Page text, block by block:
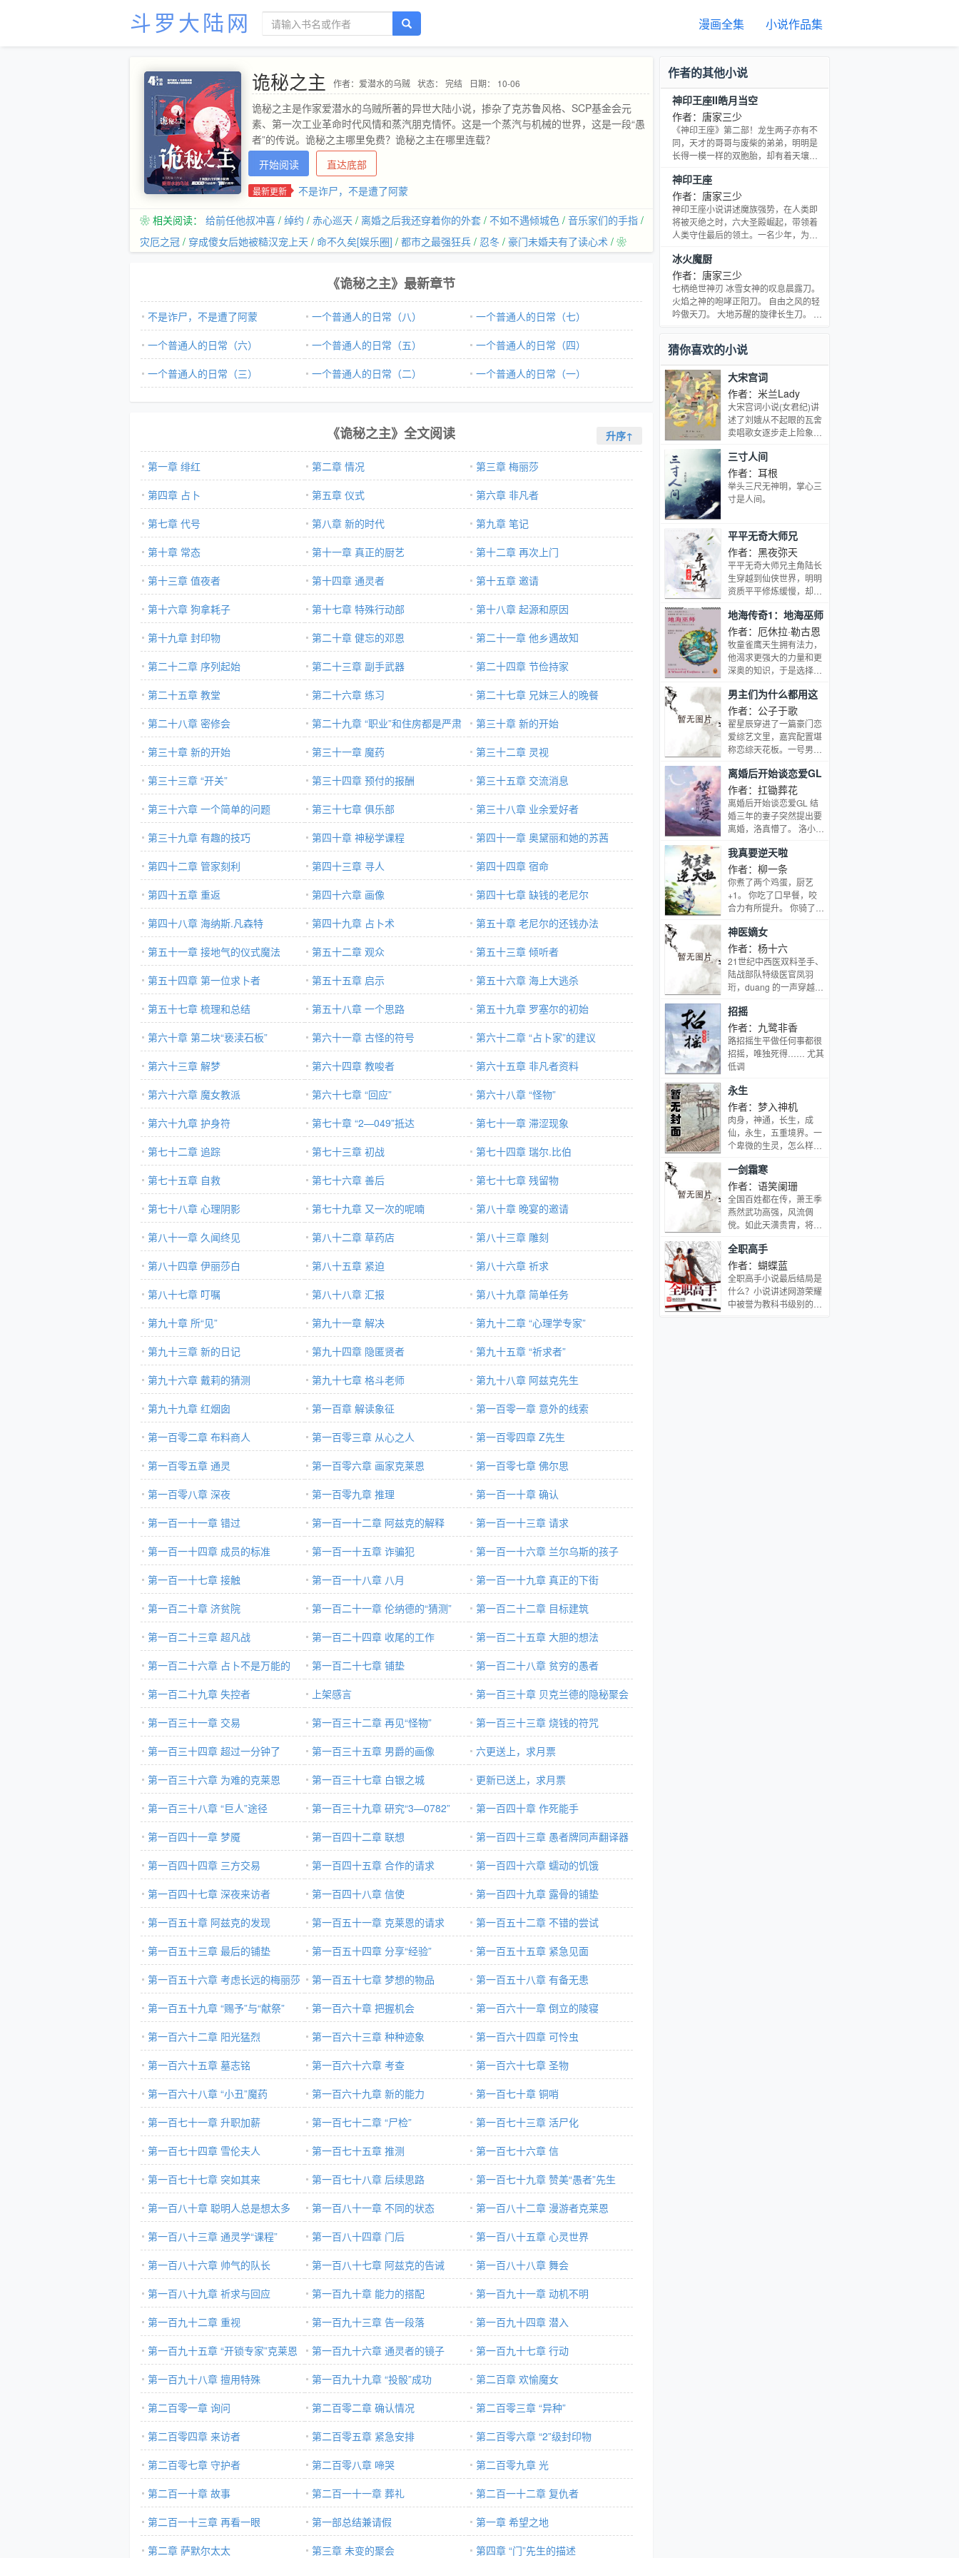
斗罗大陆网 漫画全集 小说作品集
诡秘之主 作者：爱潜水的乌贼 状态： 完结 日期： 10-06
诡秘之主是作家爱潜水的乌贼所著的异世大陆小说，掺杂了克苏鲁风格、SCP基金会元
素、第一次工业革命时代风情和蒸汽朋克情怀。这是一个蒸汽与机械的世界，这是一段“愚
者”的传说。诡秘之主哪里免费？诡秘之主在哪里连载？
开始阅读
直达底部
最新更新 不是诈尸，不是遭了阿蒙
❀ 相关阅读： 给前任他叔冲喜 / 绰约 / 赤心巡天 / 离婚之后我还穿着你的外套 / 不如不遇倾城色 / 音乐家们的手指 /
灾厄之冠 / 穿成傻女后她被糙汉宠上天 / 命不久矣[娱乐圈] / 都市之最强狂兵 / 忍冬 / 豪门未婚夫有了读心术 / ❀
《诡秘之主》最新章节
不是诈尸，不是遭了阿蒙 一个普通人的日常（八）
一个普通人的日常（七）
一个普通人的日常（六）
一个普通人的日常（五）
一个普通人的日常（四）
一个普通人的日常（三）
一个普通人的日常（二） 一个普通人的日常（一）
《诡秘之主》全文阅读 升序↑
第一章 绯红 第二章 情况
第三章 梅丽莎
第四章 占卜
第五章 仪式
第六章 非凡者
第七章 代号
第八章 新的时代
第九章 笔记
第十章 常态
第十一章 真正的厨艺
第十二章 再次上门
第十三章 值夜者
第十四章 通灵者
第十五章 邀请
第十六章 狗拿耗子
第十七章 特殊行动部
第十八章 起源和原因
第十九章 封印物
第二十章 健忘的邓恩
第二十一章 他乡遇故知
第二十二章 序列起始
第二十三章 副手武器
第二十四章 节俭持家
第二十五章 教堂
第二十六章 练习
第二十七章 兄妹三人的晚餐
第二十八章 密修会
第二十九章 “职业”和住房都是严肃
的事情
第三十章 新的开始
第三十章 新的开始
第三十一章 魔药
第三十二章 灵视
第三十三章 “开关”
第三十四章 预付的报酬
第三十五章 交流消息
第三十六章 一个简单的问题
第三十七章 俱乐部
第三十八章 业余爱好者
第三十九章 有趣的技巧
第四十章 神秘学课程
第四十一章 奥黛丽和她的苏茜
第四十二章 管家刻利
第四十三章 寻人
第四十四章 宿命
第四十五章 重返
第四十六章 画像
第四十七章 缺钱的老尼尔
第四十八章 海纳斯.凡森特
第四十九章 占卜术
第五十章 老尼尔的还钱办法
第五十一章 接地气的仪式魔法
第五十二章 观众
第五十三章 倾听者
第五十四章 第一位求卜者
第五十五章 启示
第五十六章 海上大逃杀
第五十七章 梳理和总结
第五十八章 一个思路
第五十九章 罗塞尔的初始
第六十章 第二块“亵渎石板”
第六十一章 古怪的符号
第六十二章 “占卜家”的建议
第六十三章 解梦
第六十四章 教唆者
第六十五章 非凡者资料
第六十六章 魔女教派
第六十七章 “回应”
第六十八章 “怪物”
第六十九章 护身符
第七十章 “2—049”抵达
第七十一章 滞涩现象
第七十二章 追踪
第七十三章 初战
第七十四章 瑞尔.比伯
第七十五章 自救
第七十六章 善后
第七十七章 残留物
第七十八章 心理阴影
第七十九章 又一次的呢喃
第八十章 晚宴的邀请
第八十一章 久闻终见
第八十二章 草药店
第八十三章 雕刻
第八十四章 伊丽莎白
第八十五章 紧迫
第八十六章 祈求
第八十七章 叮嘱
第八十八章 汇报
第八十九章 简单任务
第九十章 所“见”
第九十一章 解决
第九十二章 “心理学专家”
第九十三章 新的日记
第九十四章 隐匿贤者
第九十五章 “祈求者”
第九十六章 戴莉的猜测
第九十七章 格斗老师
第九十八章 阿兹克先生
第九十九章 红烟囱
第一百章 解读象征
第一百零一章 意外的线索
第一百零二章 布料商人
第一百零三章 从心之人
第一百零四章 Z先生
第一百零五章 通灵
第一百零六章 画家克莱恩
第一百零七章 佛尔思
第一百零八章 深夜
第一百零九章 推理
第一百一十章 确认
第一百一十一章 错过
第一百一十二章 阿兹克的解释
第一百一十三章 请求
第一百一十四章 成员的标准
第一百一十五章 诈骗犯
第一百一十六章 兰尔乌斯的孩子
第一百一十七章 接触
第一百一十八章 八月
第一百一十九章 真正的下街
第一百二十章 济贫院
第一百二十一章 伦纳德的“猜测”
第一百二十二章 目标建筑
第一百二十三章 超凡战
第一百二十四章 收尾的工作
第一百二十五章 大胆的想法
第一百二十六章 占卜不是万能的
第一百二十七章 铺垫
第一百二十八章 贫穷的愚者
第一百二十九章 失控者
上架感言
第一百三十章 贝克兰德的隐秘聚会
第一百三十一章 交易
第一百三十二章 再见“怪物”
第一百三十三章 烧钱的符咒
第一百三十四章 超过一分钟了
第一百三十五章 男爵的画像
六更送上，求月票
第一百三十六章 为难的克莱恩
第一百三十七章 白银之城
更新已送上，求月票
第一百三十八章 “巨人”途径
第一百三十九章 研究“3—0782”
第一百四十章 作死能手
第一百四十一章 梦魇
第一百四十二章 联想
第一百四十三章 愚者牌同声翻译器
第一百四十四章 三方交易
第一百四十五章 合作的请求
第一百四十六章 蠕动的饥饿
第一百四十七章 深夜来访者
第一百四十八章 信使
第一百四十九章 露骨的铺垫
第一百五十章 阿兹克的发现
第一百五十一章 克莱恩的请求
第一百五十二章 不错的尝试
第一百五十三章 最后的铺垫
第一百五十四章 分享“经验”
第一百五十五章 紧急见面
第一百五十六章 考虑长远的梅丽莎
第一百五十七章 梦想的物品
第一百五十八章 有备无患
第一百五十九章 “赐予”与“献祭”
第一百六十章 把握机会
第一百六十一章 倒立的陵寝
第一百六十二章 阳光猛烈
第一百六十三章 种种迹象
第一百六十四章 可怜虫
第一百六十五章 墓志铭
第一百六十六章 考查
第一百六十七章 圣物
第一百六十八章 “小丑”魔药
第一百六十九章 新的能力
第一百七十章 铜哨
第一百七十一章 升职加薪
第一百七十二章 “尸检”
第一百七十三章 活尸化
第一百七十四章 雪伦夫人
第一百七十五章 推测
第一百七十六章 信
第一百七十七章 突如其来
第一百七十八章 后续思路
第一百七十九章 赞美“愚者”先生
第一百八十章 聪明人总是想太多
第一百八十一章 不同的状态
第一百八十二章 漫游者克莱恩
第一百八十三章 通灵学“课程”
第一百八十四章 门后
第一百八十五章 心灵世界
第一百八十六章 帅气的队长
第一百八十七章 阿兹克的告诫
第一百八十八章 舞会
第一百八十九章 祈求与回应
第一百九十章 能力的搭配
第一百九十一章 动机不明
第一百九十二章 重视
第一百九十三章 告一段落
第一百九十四章 潜入
第一百九十五章 “开锁专家”克莱恩
第一百九十六章 通灵者的镜子
第一百九十七章 行动
第一百九十八章 擅用特殊
第一百九十九章 “投骰”成功
第二百章 欢愉魔女
第二百零一章 询问
第二百零二章 确认情况
第二百零三章 “异种”
第二百零四章 来访者
第二百零五章 紧急安排
第二百零六章 “2”级封印物
第二百零七章 守护者
第二百零八章 啼哭
第二百零九章 光
第二百一十章 故事
第二百一十一章 葬礼
第二百一十二章 复仇者
第二百一十三章 再看一眼
第一部总结兼请假
第一章 希望之地
第二章 萨默尔太太
第三章 未变的聚会 第四章 “门”先生的描述
作者的其他小说
神印王座II皓月当空
作者：唐家三少
《神印王座》第二部！龙生两子亦有不
同，天才的哥哥与废柴的弟弟，明明是
长得一模一样的双胞胎，却有着天壤之
一样。在他们出生的那一晚，皓月当
空。
神印王座
作者：唐家三少
神印王座小说讲述魔族强势，在人类即
将被灭绝之时，六大圣殿崛起，带领着
人类守住最后的领土。一名少年，为救
他身上上演。在这人类六大圣殿与魔族
七十二柱魔神相互倾轧的世界，他能否
登上象征着骑士最高荣耀的神印王座？
冰火魔厨
作者：唐家三少
七柄绝世神刃 冰雪女神的叹息晨露刀。
火焰之神的咆哮正阳刀。 自由之风的轻
吟傲天刀。 大地苏醒的旋律长生刀。 神
七柄神刀，也是七柄拥有着冰、火、
风、土、空间、光明、黑暗的魔法杖。
最重要的，它们还是主角的菜刀。
猜你喜欢的小说
大宋宫词
作者：米兰Lady
大宋宫词小说(女君纪)讲
述了刘娥从不起眼的瓦舍
卖唱歌女逐步走上险象迭
世“天子与士大夫共天下”
的男权社会中，她以“吕
武之才，国母之风”建立
了自己坚固的女权地位，
三寸人间
作者：耳根
举头三尺无神明，掌心三
寸是人间。
平平无奇大师兄
作者：黑夜弥天
平平无奇大师兄主角陆长
生穿越到仙侠世界，明明
资质平平修炼缓慢，却在
拥有遭天下人嫉妒的绝世
美颜和超凡气质，举手投
足之间可引起天地异象，
轻取文圣、阵仙称号，顺
利获得剑山认同成剑
走四方。
地海传奇1：地海巫师
作者：厄休拉·勒古恩
牧童雀鹰天生拥有法力，
他渴求更强大的力量和更
深奥的知识，于是选择离
学院学习，以求出人头
地。为了证明实力，他当
众施展禁忌法术，召唤亡
灵，却铸成大错。他召唤
出的恶灵追捕着他，太古
补过错，他步上了一段从
未有人完成的追寻之旅，
直到海洋的尽头、世界终
结之处
男主们为什么都用这
种眼神看我[娱乐圈]
作者：公子于歌
翟星辰穿进了一篇豪门恋
爱综艺文里，嘉宾配置堪
称恋综天花板。一号男嘉
沉，所有人都要绕着他
走，平生只对金融数据感
兴趣，偏偏一张脸帅绝人
寰，漫不经心地一笑，便
能叫人脸红心跳，行走的
权人，银行卡随便刷的那
一种。嗯，这应该是晋江
男主配置。二号男嘉宾，
邪魅狷狂的直男大佬，身
高191，公狗腰，鲨鱼
肌，将来名震世界的气运
之子，如今还在自主创
业，一年后就会突然暴
富，年纪轻轻便会成为上
市公司老板。一看就是点
家男主配置。三号男嘉
宾，高冷禁欲的君子，衬
衫永远扣着最上面的扣
子，极其洁癖，但其实有
一颗扭曲火热的心，是国
内有名的电竞王牌选手。
棠家男主没跑了…
离婚后开始谈恋爱GL
作者：扛锄葬花
离婚后开始谈恋爱GL 结
婚三年的妻子突然提出要
离婚，洛真懵了。 洛小
妻子的声音依旧酥软动
听，却是那么冰冷，没有
一丝感情。 想到前些天在
朋友聚会上炫耀过的话，
洛真只觉得自己的脸像被
乖巧体贴，温柔贤淑，和
我是天造地设的一对，我
才舍不得带出来给你们
看。 洛小姐，如果你不愿
意离婚的话，我也会向法
院申请分居。 离婚协议书
摆在面前，耳边又响起妻
子的催促。 外人眼里冷心
冷情的洛真，这一刻心也
不可抑制的疼了疼 离就
离。 没有为什么，也没有
任何纠缠。 三年婚姻，就
这样莫名其妙走到了尽
头。 再相见已是五年后。
曾经的洛氏集团少夫人，
现如今已经成了酒吧里的
卖酒小姐。 当年坚决要离
婚的前妻，看来过的并不
怎么样。 洛真冷笑着将人
推进角落，美艳勾人的脸
上眼神阴寒 当初要走，一
分钱都不肯拿，结果是来
酒吧卖脸了？ 木讷沉闷的
前妻，性格和以前一样，
红，沉默不语。 直到洛真
的唇快要落下，她才偏过
头，软着声拒绝。 洛小
姐，请你放尊重点，如果
你是担心我现在的身份让
我真要逆天啦
作者：柳一条
你煮了两个鸡蛋，厨艺
+1。 你吃了口早餐，咬
合力有所提升。 你骑了次
看了眼美女，心情很愉
悦，肾功能得到了加强，
鉴赏能力+1。 你看到大
妈在跳广场舞，忍不住想
要随风摇摆，舞技+1。
加强，知识阅历+1。 你
打了个喷嚏，疾病抵抗能
力有所提升。 你吃了包感
冒药，毒素抵抗能力提
升，医药精通+1。 你看
见护士打针，基础医术有
所加强，医术精通+1。
不知道咋回事儿，我现在
哪怕是喝口凉水实力都在
一个劲儿的往上提升，想
停都停不下来，好急人
神医嫡女
作者：杨十六
21世纪中西医双料圣手、
陆战部队特级医官凤羽
珩，duang 的一声穿越成
爹不亲，祖母不爱，娘亲
懦弱，弟弟年幼，姐妹一
个比一个狠辣，穿越重
生，绝不能再像原主那般
窝囊！ 跟我斗？老子一鞭
打？老子一手术刀把你千
刀万剐！ 玩阴的？老子一
针下去扎你个半身不遂！
杀我灭口？一爪子挠开你
的心窝！ 人人可欺的柔弱
女子摇身一变成为大顺朝
的香饽饽，跟皇帝开医
院，揽尽天下人心天下
财，但是那个见鬼皇子的
婚约是怎么回事儿？ 还有
这位毁了容的瘸子你说什
么？壁咚了劳资还要我助
你得天下？ 得了天下谁还
送给你！流氓王爷你si不
si傻？ 标签： 后宫 宅斗
架空种田 穿越
招摇
作者：九鹭非香
路招摇生平做任何事都很
招摇，唯独死得…… 尤其
低调
永生
作者：梦入神机
肉身，神通，长生，成
仙，永生，五重境界。一
个卑微的生灵，怎么样一
之间，肉身的结构，神通
的奥秘，长生的逍遥，成
仙的力量，永生的希望，
尽在其中。无穷无尽的新
奇法宝，崭新世界，仙道
魔，王，皇，帝，人间的
爱恨情仇，恩怨纠葛，仙
道的争斗法力，尽在《永
生》
一剑霜寒
作者：语笑阑珊
全国百姓都在传，萧王季
燕然武功高强，风流倜
傥。如此天潢贵胄，将来
琴棋书画、煮饭烹茶样样
精通。寻常人家羡慕不
来，羡慕不来。萧王府
内。这日，季燕然偶感风
寒，卧床不起。云倚风亲
全职高手
作者：蝴蝶蓝
全职高手小说最后结局是
什么？小说讲述网游荣耀
中被誉为教科书级别的顶